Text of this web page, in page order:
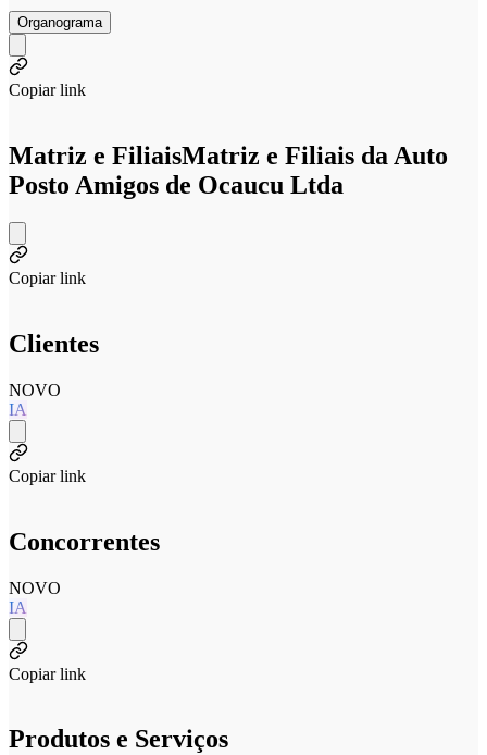
Organograma
Copiar link
Matriz e FiliaisMatriz e Filiais da Auto
Posto Amigos de Ocaucu Ltda
Copiar link
Clientes
NOVO
IA
Copiar link
Concorrentes
NOVO
IA
Copiar link
Produtos e Serviços